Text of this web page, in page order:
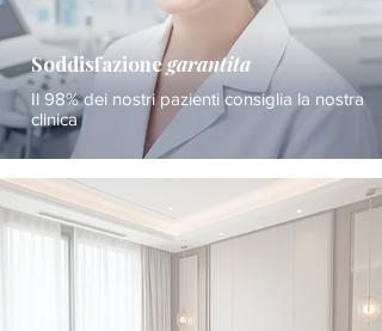
Soddisfazionegarantita
Il 98% dei nostri pazienti consiglia la nostra
clinica